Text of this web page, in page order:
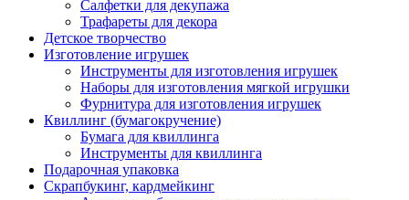
Салфетки для декупажа
Трафареты для декора
Детское творчество
Изготовление игрушек
Инструменты для изготовления игрушек
Наборы для изготовления мягкой игрушки
Фурнитура для изготовления игрушек
Квиллинг (бумагокручение)
Бумага для квиллинга
Инструменты для квиллинга
Подарочная упаковка
Скрапбукинг, кардмейкинг